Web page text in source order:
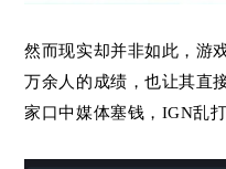
然而现实却并非如此，游
万余人的成绩，也让其直
家口中媒体塞钱，IGN乱打